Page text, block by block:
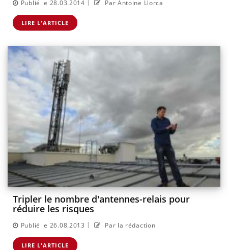
Publié le 28.03.2014 Par Antoine Llorca
LIRE L'ARTICLE
Tripler le nombre d'antennes-relais pour
réduire les risques
Publié le 26.08.2013 | Par la rédaction
LIRE L'ARTICLE